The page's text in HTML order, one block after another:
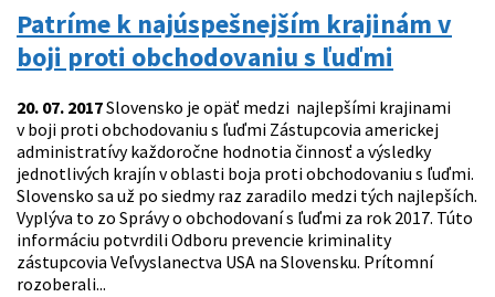
Patríme k najúspešnejším krajinám v
boji proti obchodovaniu s ľuďmi
20. 07. 2017Slovensko je opäť medzi najlepšími krajinami
v boji proti obchodovaniu s ľuďmi Zástupcovia americkej
administratívy každoročne hodnotia činnosť a výsledky
jednotlivých krajín v oblasti boja proti obchodovaniu s ľuďmi.
Slovensko sa už po siedmy raz zaradilo medzi tých najlepších.
Vyplýva to zo Správy o obchodovaní s ľuďmi za rok 2017. Túto
informáciu potvrdili Odboru prevencie kriminality
zástupcovia Veľvyslanectva USA na Slovensku. Prítomní
rozoberali...